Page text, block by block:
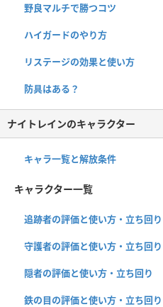
野良マルチで勝つコツ
ハイガードのやり方
リステージの効果と使い方
防具はある？
ナイトレインのキャラクター
キャラ一覧と解放条件
キャラクター一覧
追跡者の評価と使い方・立ち回り
守護者の評価と使い方・立ち回り
隠者の評価と使い方・立ち回り
鉄の目の評価と使い方・立ち回り